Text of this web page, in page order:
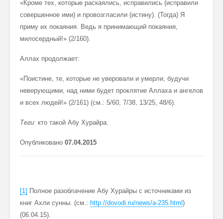
«Кроме тех, которые раскаялись, исправились (исправили
совершенное ими) и провозгласили (истину). (Тогда) Я
приму их покаяния. Ведь я принимающий покаяния,
милосердный!» (2/160).
Аллах продолжает:
«Поистине, те, которые не уверовали и умерли, будучи
неверующими, над ними будет проклятие Аллаха и ангелов
и всех людей!» (2/161) (см.: 5/60, 7/38, 13/25, 48/6).
Теги: кто такой Абу Хурайра.
Опубликовано 07.04.2015
[1] Полное разоблачение Абу Хурайры с источниками из
книг Ахли сунны. (см.: http://dovodi.ru/news/a-235.html )
(06.04.15).